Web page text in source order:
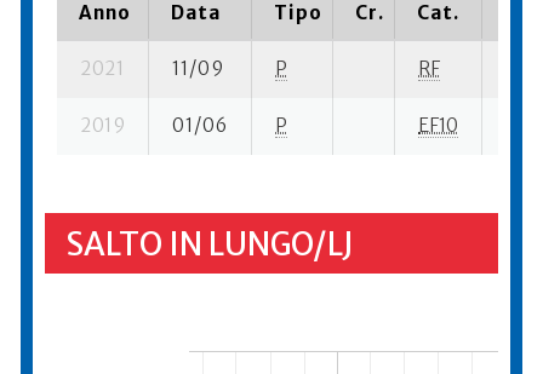
Anno Data Tipo Cr. Cat.
2021 11/09 P RF
2019 01/06 P EF10
SALTO IN LUNGO/LJ